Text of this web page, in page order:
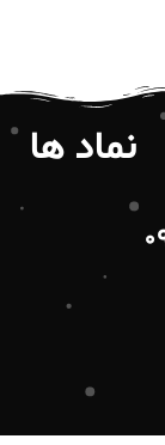
نماد ها